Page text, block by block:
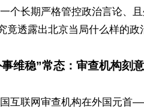
个长期严格管控政治言论、
竟透露出北京当局什么样的政
维稳”常态：审查机构刻
互联网审查机构在外国元